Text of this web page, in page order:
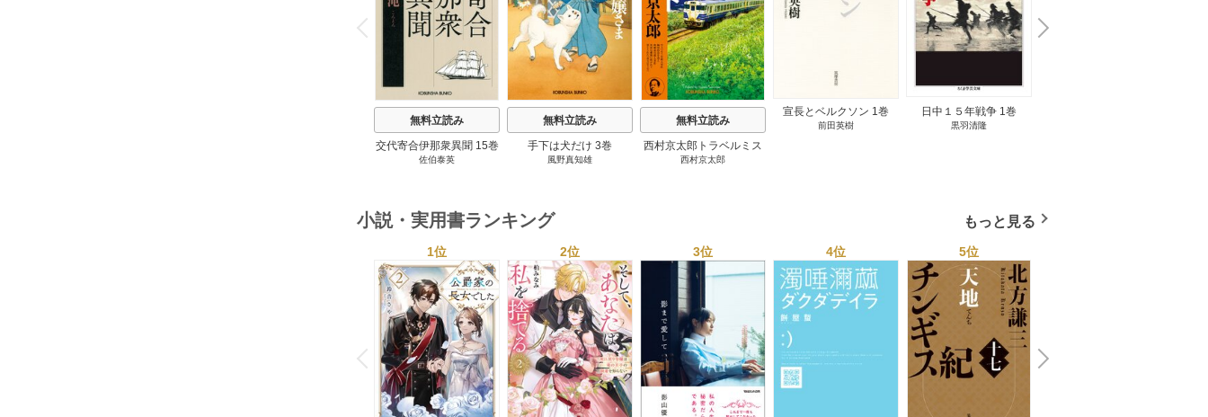
P
r
e
i
o
u
無料立読み
交代寄合伊那衆異聞 15巻
佐伯泰英
無料立読み
手下は犬だけ 3巻
風野真知雄
無料立読み
西村京太郎トラベルミス
テリー・セレクション 2
西村京太郎
宣長とベルクソン 1巻
前田英樹
日中１５年戦争 1巻
黒羽清隆
N
e
x
t
小説・実用書ランキング もっと見る
P
r
e
v
i
o
u
s
1位 2位 3位 4位 5位
N
x